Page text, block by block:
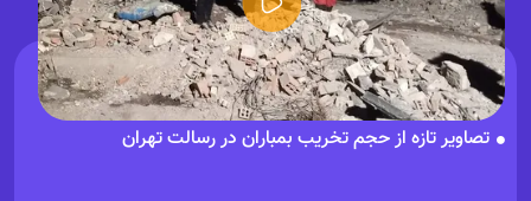
تصاویر تازه از حجم تخریب بمباران در رسالت تهران